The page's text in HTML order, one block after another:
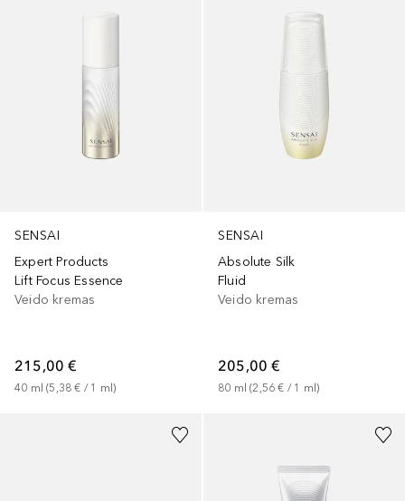
SENSAI
Expert Products
Lift Focus Essence
Veido kremas
215,00 €
40 ml (5,38 € / 1 ml)
SENSAI
Absolute Silk
Fluid
Veido kremas
205,00 €
80 ml (2,56 € / 1 ml)